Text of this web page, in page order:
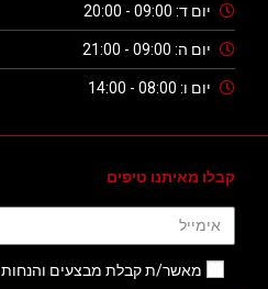
יום ד: 09:00 - 20:00
יום ה: 09:00 - 21:00
יום ו: 08:00 - 14:00
קבלו מאיתנו טיפים
מאשר/ת קבלת מבצעים והנחות